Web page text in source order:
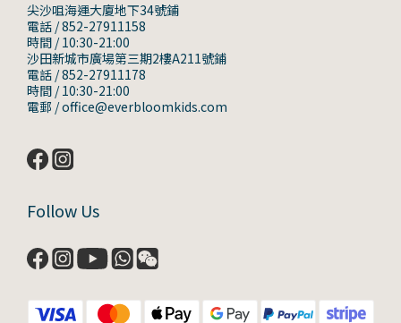
尖沙咀海運大廈地下34號鋪
電話 / 852-27911158
時間 / 10:30-21:00
沙田新城市廣場第三期2樓A211號鋪
電話 / 852-27911178
時間 / 10:30-21:00
電郵 / office@everbloomkids.com
Follow Us